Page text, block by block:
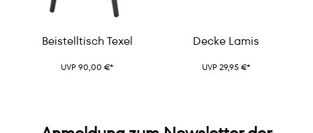
Beistelltisch Texel
UVP 90,00 €*
Decke Lamis
UVP 29,95 €*